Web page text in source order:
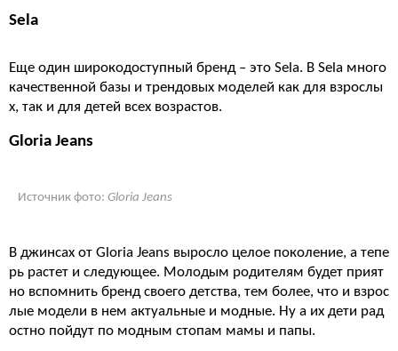
Sela
Еще один широкодоступный бренд – это Sela. В Sela много
качественной базы и трендовых моделей как для взрослы
х, так и для детей всех возрастов.
Gloria Jeans
Источник фото: Gloria Jeans
В джинсах от Gloria Jeans выросло целое поколение, а тепе
рь растет и следующее. Молодым родителям будет прият
но вспомнить бренд своего детства, тем более, что и взрос
лые модели в нем актуальные и модные. Ну а их дети рад
остно пойдут по модным стопам мамы и папы.